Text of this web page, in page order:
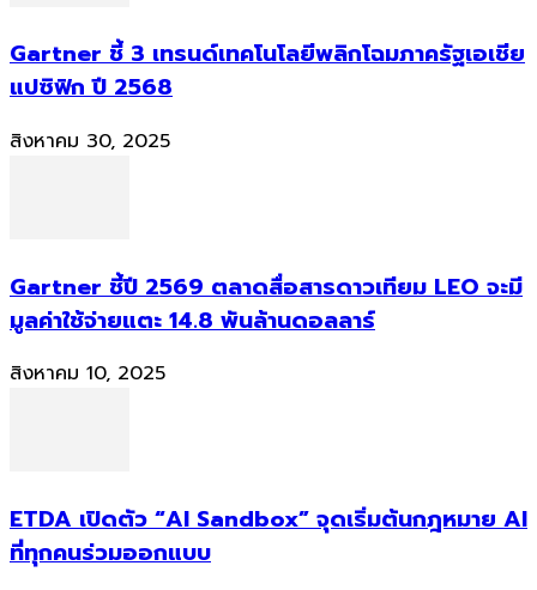
Gartner ชี้ 3 เทรนด์เทคโนโลยีพลิกโฉมภาครัฐเอเชีย
แปซิฟิก ปี 2568
สิงหาคม 30, 2025
Gartner ชี้ปี 2569 ตลาดสื่อสารดาวเทียม LEO จะมี
มูลค่าใช้จ่ายแตะ 14.8 พันล้านดอลลาร์
สิงหาคม 10, 2025
ETDA เปิดตัว “AI Sandbox” จุดเริ่มต้นกฎหมาย AI
ที่ทุกคนร่วมออกแบบ